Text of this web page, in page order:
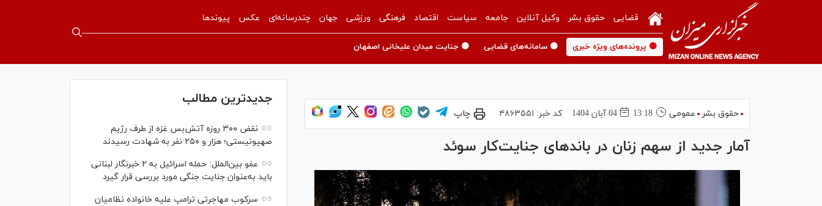
قضایی حقوق بشر وکیل آنلاین جامعه سیاست اقتصاد فرهنگی ورزشی جهان چندرسانه‌ای عکس پیوندها
🟡 پرونده‌های ویژه خبری 🟡 سامانه‌های قضایی 🟡 جنایت میدان علیخانی اصفهان
حقوق بشر عمومی 13:18 04 آبان 1404 کد خبر: ۴۸۶۳۵۵۱ چاپ
آمار جدید از سهم زنان در باندهای جنایت‌کار سوئد
جدیدترین مطالب
نقض ۳۰۰ روزه آتش‌بس غزه از طرف رژیم
صهیونیستی؛ هزار و ۲۵۰ نفر به شهادت رسیدند
عفو بین‌الملل: حمله اسرائیل به ۲ خبرنگار لبنانی
باید به‌عنوان جنایت جنگی مورد بررسی قرار گیرد
سرکوب مهاجرتی ترامپ علیه خانواده نظامیان